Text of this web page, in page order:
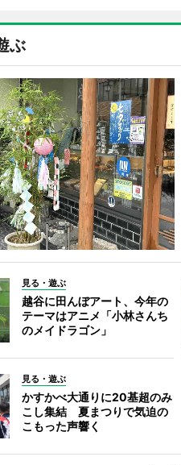
ぶ
見る・遊ぶ
越谷に田んぼアート、今年の
テーマはアニメ「小林さんち
のメイドラゴン」
見る・遊ぶ
かすかべ大通りに20基超のみ
こし集結 夏まつりで気迫の
こもった声響く